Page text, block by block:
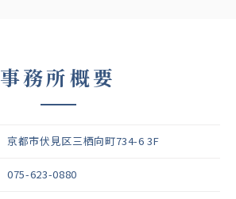
事務所概要
京都市伏見区三栖向町734-6 3F
075-623-0880